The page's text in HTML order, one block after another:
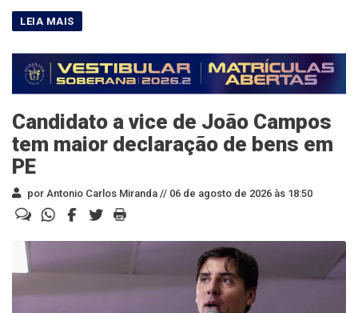
Candidato a vice de João Campos
tem maior declaração de bens em
PE
por Antonio Carlos Miranda // 06 de agosto de 2026 às 18:50